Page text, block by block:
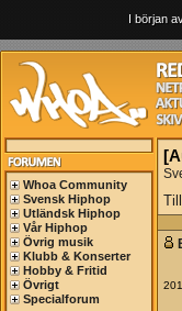
I början
Whoa Community
Svensk Hiphop
Utländsk Hiphop
Vår Hiphop
Övrig musik
Klubb & Konserter
Hobby & Fritid
Övrigt
Specialforum